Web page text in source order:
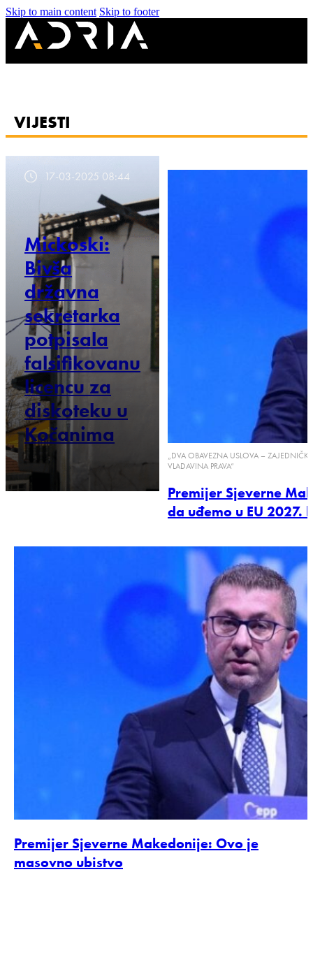
Skip to main content Skip to footer
VIJESTI
17-03-2025 08:44
Mickoski:
Bivša
državna
sekretarka
potpisala
falsifikovanu
licencu za
diskoteku u
Kočanima
„DVA OBAVEZNA USLOVA –
VLADAVINA PRAVA“
Premijer Sjeverne
da uđemo u EU 2027.
Premijer Sjeverne Makedonije: Ovo je
masovno ubistvo